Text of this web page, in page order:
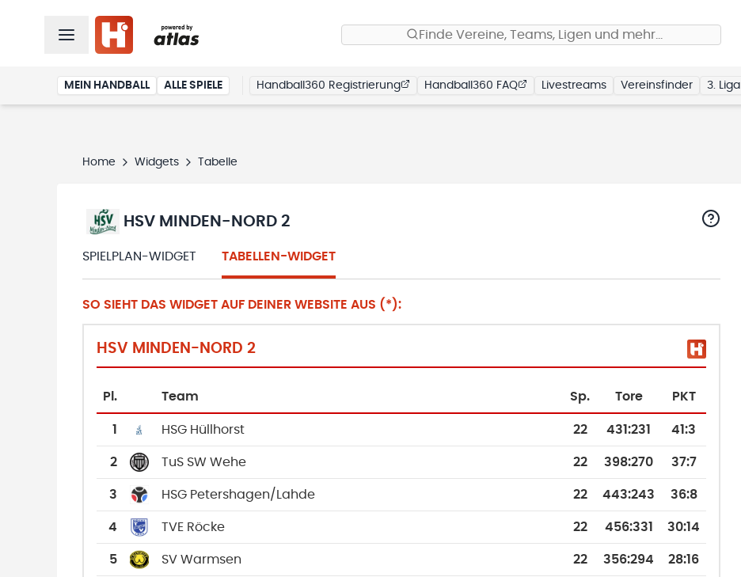
Finde Vereine, Teams, Ligen und mehr…
MEIN HANDBALL ALLE SPIELE Handball360 Registrierung Handball360 FAQ Livestreams Vereinsfinder 3. Liga
Home Widgets Tabelle
HSV MINDEN-NORD 2
SPIELPLAN-WIDGET TABELLEN-WIDGET
SO SIEHT DAS WIDGET AUF DEINER WEBSITE AUS (*):
HSV MINDEN-NORD 2
Pl. Team Sp. Tore PKT
1 HSG Hüllhorst 22 431:231 41:3
2 TuS SW Wehe 22 398:270 37:7
3 HSG Petershagen/Lahde 22 443:243 36:8
4 TVE Röcke 22 456:331 30:14
5 SV Warmsen 22 356:294 28:16